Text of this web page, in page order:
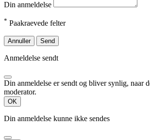
Din anmeldelse
* Paakraevede felter
Annuller Send
Anmeldelse sendt
Din anmeldelse er sendt og bliver synlig, naar
moderator.
OK
Din anmeldelse kunne ikke sendes